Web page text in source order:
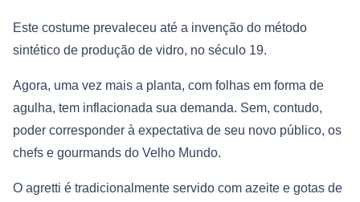
Este costume prevaleceu até a invenção do método
sintético de produção de vidro, no século 19.
Agora, uma vez mais a planta, com folhas em forma de
agulha, tem inflacionada sua demanda. Sem, contudo,
poder corresponder à expectativa de seu novo público, os
chefs e gourmands do Velho Mundo.
O agretti é tradicionalmente servido com azeite e gotas de